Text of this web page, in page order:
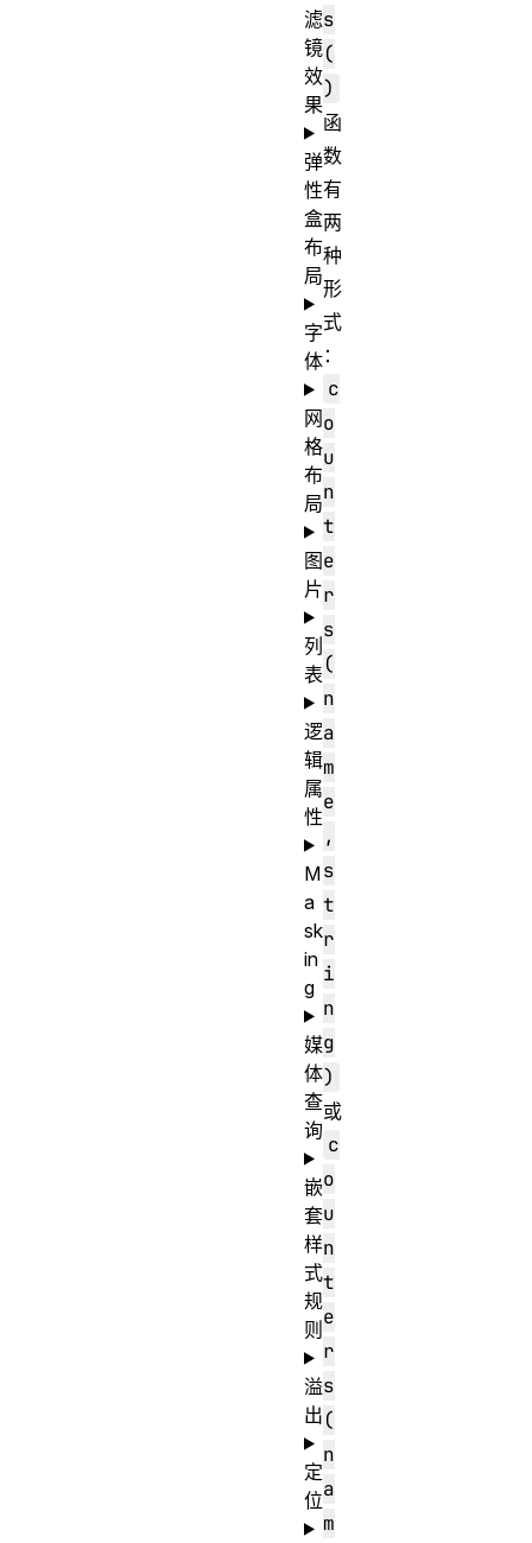
s
(
)
函
数
有
两
种
形
式
：
c
o
u
n
t
e
r
s
(
n
a
m
e
,
s
t
r
i
n
g
)
或
c
o
u
n
t
e
r
s
(
n
a
m
滤
镜
效
果
弹
性
盒
布
局
字
体
网
格
布
局
图
片
列
表
逻
辑
属
性
M
a
sk
in
g
媒
体
查
询
嵌
套
样
式
规
则
溢
出
定
位